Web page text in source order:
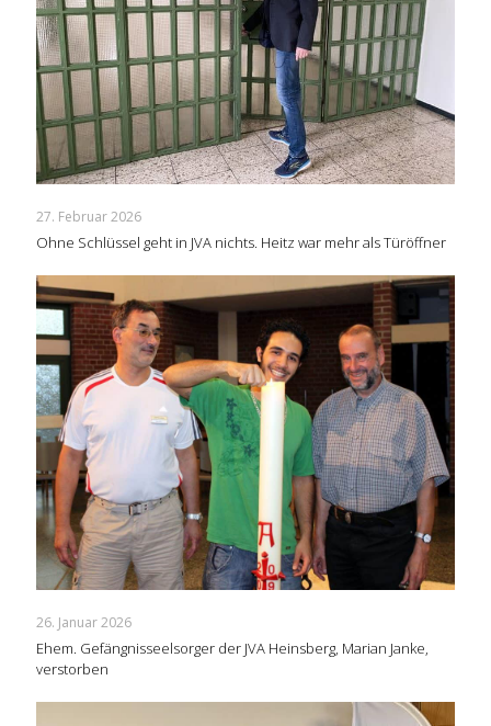
27. Februar 2026
Ohne Schlüssel geht in JVA nichts. Heitz war mehr als Türöffner
26. Januar 2026
Ehem. Gefängnisseelsorger der JVA Heinsberg, Marian Janke,
verstorben